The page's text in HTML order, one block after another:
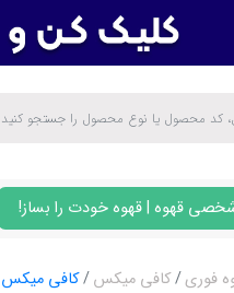
قهوه | قهوه خودت را بساز!
فوری کافی میکس کافی